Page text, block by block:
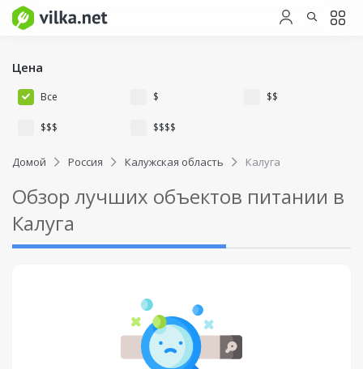
Цена
Все $ $$
$$$ $$$$
Домой Россия Калужская область Калуга
Обзор лучших объектов питании в
Калуга